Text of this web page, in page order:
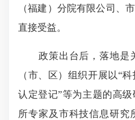
（福建）分院有限公司、
直接受益。
政策出台后，落地是
（市、区）组织开展以“
认定登记”等为主题的高
所专家及市科技信息研究